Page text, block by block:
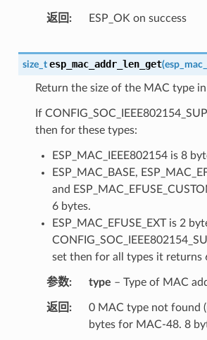
返回 ESP_OK on success
size_t esp_mac_addr_len_get(
Return the size of the MAC type
If
then for these types:
ESP_MAC_IEEE802154 is 8
ESP_MAC_BASE,
and
6 bytes.
ESP_MAC_EFUSE_EXT is 2
set then for all types it returns
参数 type – Type of MAC
返回
0 MAC type not found
bytes for MAC-48. 8